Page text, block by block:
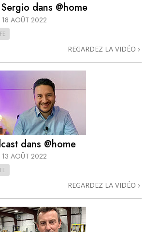
dans @home
18 AOÛT 2022
REGARDEZ LA VIDÉO
dans @home
13 AOÛT 2022
REGARDEZ LA VIDÉO